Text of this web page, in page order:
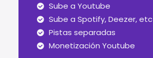
Sube a Youtube
Sube a Spotify, Deezer, etc
Pistas separadas
Monetización Youtube